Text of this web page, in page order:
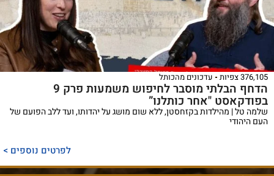
376,105 צפיות עדכונים מהכותל
הדחף הבלתי מוסבר לחיפוש משמעות פרק 9
בפודקאסט "אחר כותלנו”
שלמה טל | מהילדות בקזחסטן, ללא שום מושג על יהדותו, ועד ללב הפועם של
העם היהודי
לפרטים נוספים >